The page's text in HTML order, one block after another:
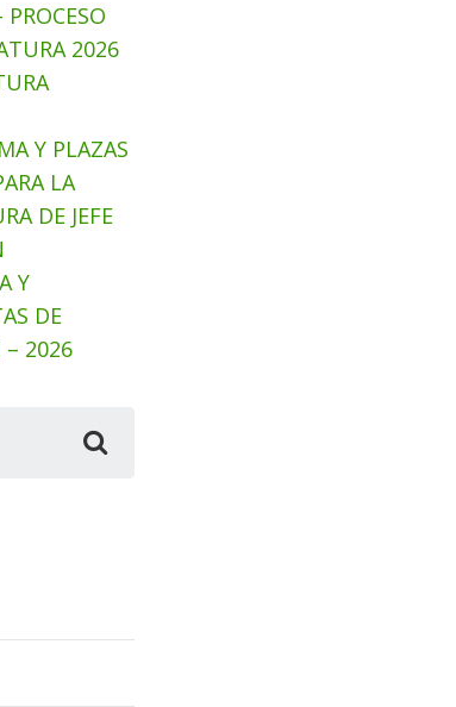
2026
Y PLAZAS
LA
DE JEFE
Y
DE
– 2026